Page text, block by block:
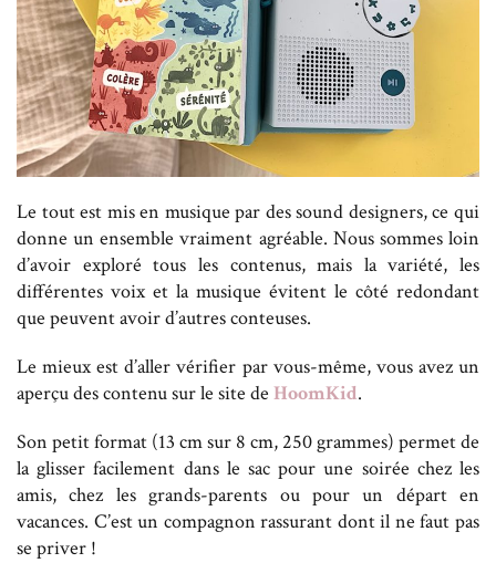
Le tout est mis en musique par des sound designers, ce qui
donne un ensemble vraiment agréable. Nous sommes loin
d’avoir exploré tous les contenus, mais la variété, les
différentes voix et la musique évitent le côté redondant
que peuvent avoir d’autres conteuses.
Le mieux est d’aller vérifier par vous-même, vous avez un
aperçu des contenu sur le site de HoomKid.
Son petit format (13 cm sur 8 cm, 250 grammes) permet de
la glisser facilement dans le sac pour une soirée chez les
amis, chez les grands-parents ou pour un départ en
vacances. C’est un compagnon rassurant dont il ne faut pas
se priver !